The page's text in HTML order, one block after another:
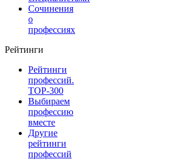
Сочинения
о
профессиях
Рейтинги
Рейтинги
профессий.
TOP-300
Выбираем
профессию
вместе
Другие
рейтинги
профессий